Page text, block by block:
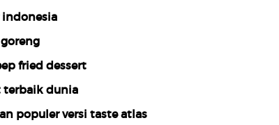
indonesia
goreng
fried dessert
terbaik dunia
populer versi taste atlas